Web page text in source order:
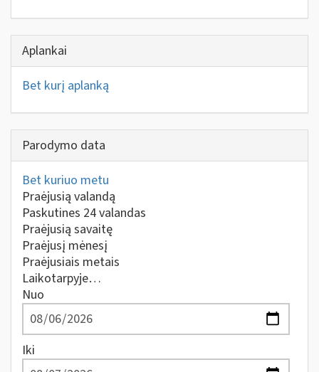
Aplankai
Bet kurį aplanką
Parodymo data
Bet kuriuo metu
Praėjusią valandą
Paskutines 24 valandas
Praėjusią savaitę
Praėjusį mėnesį
Praėjusiais metais
Laikotarpyje…
Nuo
Iki